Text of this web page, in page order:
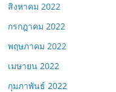
สิงหาคม 2022
กรกฎาคม 2022
พฤษภาคม 2022
เมษายน 2022
กุมภาพันธ์ 2022